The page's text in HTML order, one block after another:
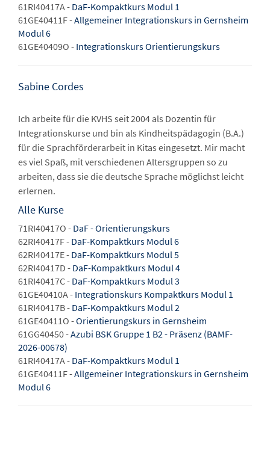
61RI40417A - DaF-Kompaktkurs Modul 1
61GE40411F -Allgemeiner Integrationskurs in Gernsheim
Modul 6
61GE40409O - Integrationskurs Orientierungskurs
Sabine Cordes
Ich arbeite für die KVHS seit 2004 als Dozentin für
Integrationskurse und bin als Kindheitspädagogin (B.A.)
für die Sprachförderarbeit in Kitas eingesetzt. Mir macht
es viel Spaß, mit verschiedenen Altersgruppen so zu
arbeiten, dass sie die deutsche Sprache möglichst leicht
erlernen.
Alle Kurse
71RI40417O - DaF - Orientierungskurs
62RI40417F - DaF-Kompaktkurs Modul 6
62RI40417E - DaF-Kompaktkurs Modul 5
62RI40417D - DaF-Kompaktkurs Modul 4
61RI40417C - DaF-Kompaktkurs Modul 3
61GE40410A - Integrationskurs Kompaktkurs Modul 1
61RI40417B - DaF-Kompaktkurs Modul 2
61GE40411O -Orientierungskurs in Gernsheim
61GG40450 -Azubi BSK Gruppe 1 B2 - Präsenz (BAMF-
2026-00678)
61RI40417A - DaF-Kompaktkurs Modul 1
61GE40411F -Allgemeiner Integrationskurs in Gernsheim
Modul 6